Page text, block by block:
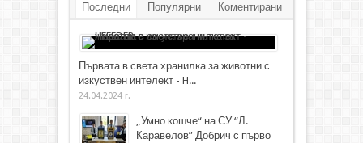
Последни Популярни Коментирани
Първата в света хранилка за животни с
изкуствен интелект - H...
24.04.2024 г.
„Умно кошче“ на СУ “Л.
Каравелов” Добрич с първо